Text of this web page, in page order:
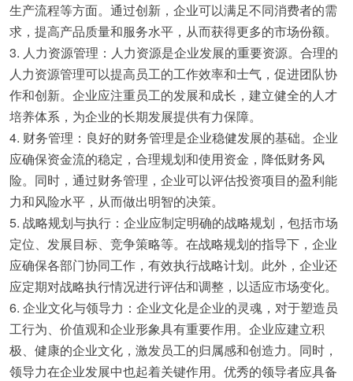
生产流程等方面。通过创新，企业可以满足不同消费者的需
求，提高产品质量和服务水平，从而获得更多的市场份额。
3. 人力资源管理：人力资源是企业发展的重要资源。合理的
人力资源管理可以提高员工的工作效率和士气，促进团队协
作和创新。企业应注重员工的发展和成长，建立健全的人才
培养体系，为企业的长期发展提供有力保障。
4. 财务管理：良好的财务管理是企业稳健发展的基础。企业
应确保资金流的稳定，合理规划和使用资金，降低财务风
险。同时，通过财务管理，企业可以评估投资项目的盈利能
力和风险水平，从而做出明智的决策。
5. 战略规划与执行：企业应制定明确的战略规划，包括市场
定位、发展目标、竞争策略等。在战略规划的指导下，企业
应确保各部门协同工作，有效执行战略计划。此外，企业还
应定期对战略执行情况进行评估和调整，以适应市场变化。
6. 企业文化与领导力：企业文化是企业的灵魂，对于塑造员
工行为、价值观和企业形象具有重要作用。企业应建立积
极、健康的企业文化，激发员工的归属感和创造力。同时，
领导力在企业发展中也起着关键作用。优秀的领导者应具备